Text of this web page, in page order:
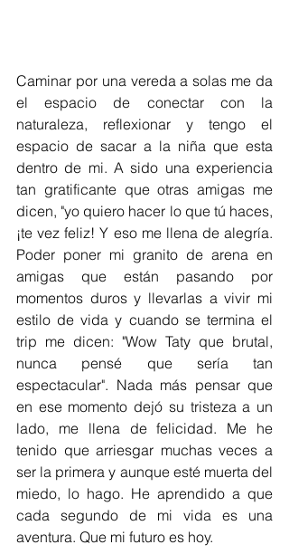
Caminar por una vereda a solas me da
el espacio de conectar con la
naturaleza, reflexionar y tengo el
espacio de sacar a la niña que esta
dentro de mi. A sido una experiencia
tan gratificante que otras amigas me
dicen, "yo quiero hacer lo que tú haces,
¡te vez feliz! Y eso me llena de alegría.
Poder poner mi granito de arena en
amigas que están pasando por
momentos duros y llevarlas a vivir mi
estilo de vida y cuando se termina el
trip me dicen: "Wow Taty que brutal,
nunca pensé que sería tan
espectacular". Nada más pensar que
en ese momento dejó su tristeza a un
lado, me llena de felicidad. Me he
tenido que arriesgar muchas veces a
ser la primera y aunque esté muerta del
miedo, lo hago. He aprendido a que
cada segundo de mi vida es una
aventura. Que mi futuro es hoy.